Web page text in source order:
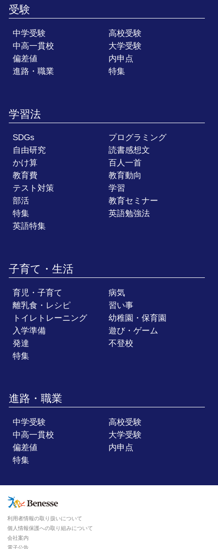
受験
中学受験
高校受験
中高一貫校
大学受験
偏差値
内申点
進路・職業
特集
学習法
SDGs
プログラミング
自由研究
読書感想文
かけ算
百人一首
教育費
教育動向
テスト対策
学習
部活
教育セミナー
特集
英語勉強法
英語特集
子育て・生活
育児・子育て
病気
離乳食・レシピ
習い事
トイレトレーニング
幼稚園・保育園
入学準備
遊び・ゲーム
発達
不登校
特集
進路・職業
中学受験
高校受験
中高一貫校
大学受験
偏差値
内申点
特集
利用者情報の取り扱いについて
個人情報保護への取り組みについて
会社案内
電子公告